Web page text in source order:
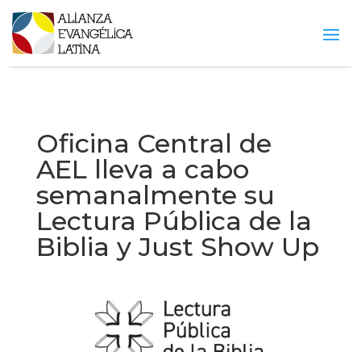
Oficina Central de
AEL lleva a cabo
semanalmente su
Lectura Pública de la
Biblia y Just Show Up